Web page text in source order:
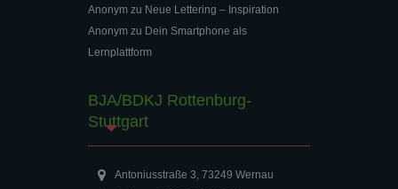
Anonym zu Neue Lettering – Inspiration
Anonym zu Dein Smartphone als
Lernplattform
BJA/BDKJ Rottenburg-
Stuttgart
Antoniusstraße 3, 73249 Wernau